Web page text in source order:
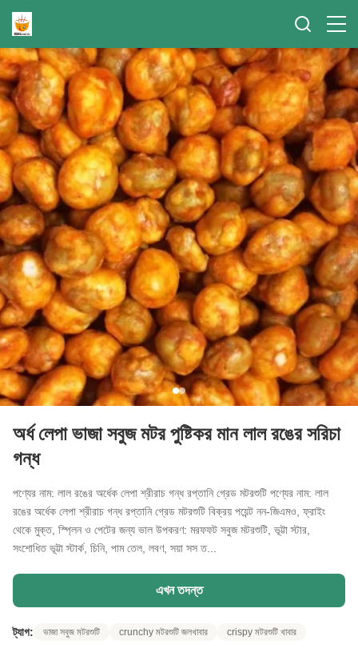
অর্ধ লেপা ভাজা সবুজ মটর পুষ্টিকর মান লাল রঙের সরিচা
গন্ধ
পণ্যের নাম: লাল রঙের অর্ধেক লেপা শ্রীরাচ গন্ধ রপ্তানি গ্রেড মটরশুটি পণ্যের নাম: লাল
রঙের অর্ধেক লেপা শ্রীরাচ গন্ধ রপ্তানি গ্রেড মটরশুটি বিক্রয় পয়েন্ট নন-জিএমও, ফ্রাইং
থেকে মুক্ত, স্প্লিন ও পেটের জন্য ভাল উপকরণ: মরফফট সবুজ মটরশুটি, ভূট্টা স্টার,
সংশোধিত ভূট্টা স্টার্ক, চিনি, পাম তেল, লবণ, সয়া সস ত...
এখন তদন্ত
ট্যাগ: ভাজা সবুজ মটরশুটি crunchy মটরশুটি জলখাবার crispy মটরশুটি খাবার